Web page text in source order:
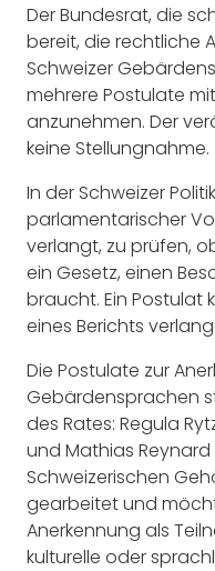
Der Bundesrat, die
bereit, die rechtliche
Schweizer
mehrere Postulate
anzunehmen. Der
keine Stellungnahme.
In der Schweizer
parlamentarischer
verlangt, zu prüfen,
ein Gesetz, einen
braucht. Ein Postulat
eines Berichts
Die Postulate zur
Gebärdensprachen
des Rates: Regula
und Mathias Reynard
Schweizerischen
gearbeitet und
Anerkennung als
kulturelle oder